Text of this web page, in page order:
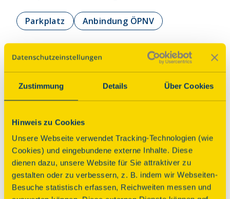
Zustimmung Details Über Cookies
Hinweis zu Cookies
Unsere Webseite verwendet Tracking-Technologien (wie
Cookies) und eingebundene externe Inhalte. Diese
dienen dazu, unsere Website für Sie attraktiver zu
gestalten oder zu verbessern, z. B. indem wir Webseiten-
Besuche statistisch erfassen, Reichweiten messen und
Parkplatz Anbindung ÖPNV
Programm
Führung
Deutsches Pulver für die Welt
Beginn
Sonntag, 13.09.2026 11:00 Uhr| Dauer: 120
Minuten
Eine Führung in die Geschichte der